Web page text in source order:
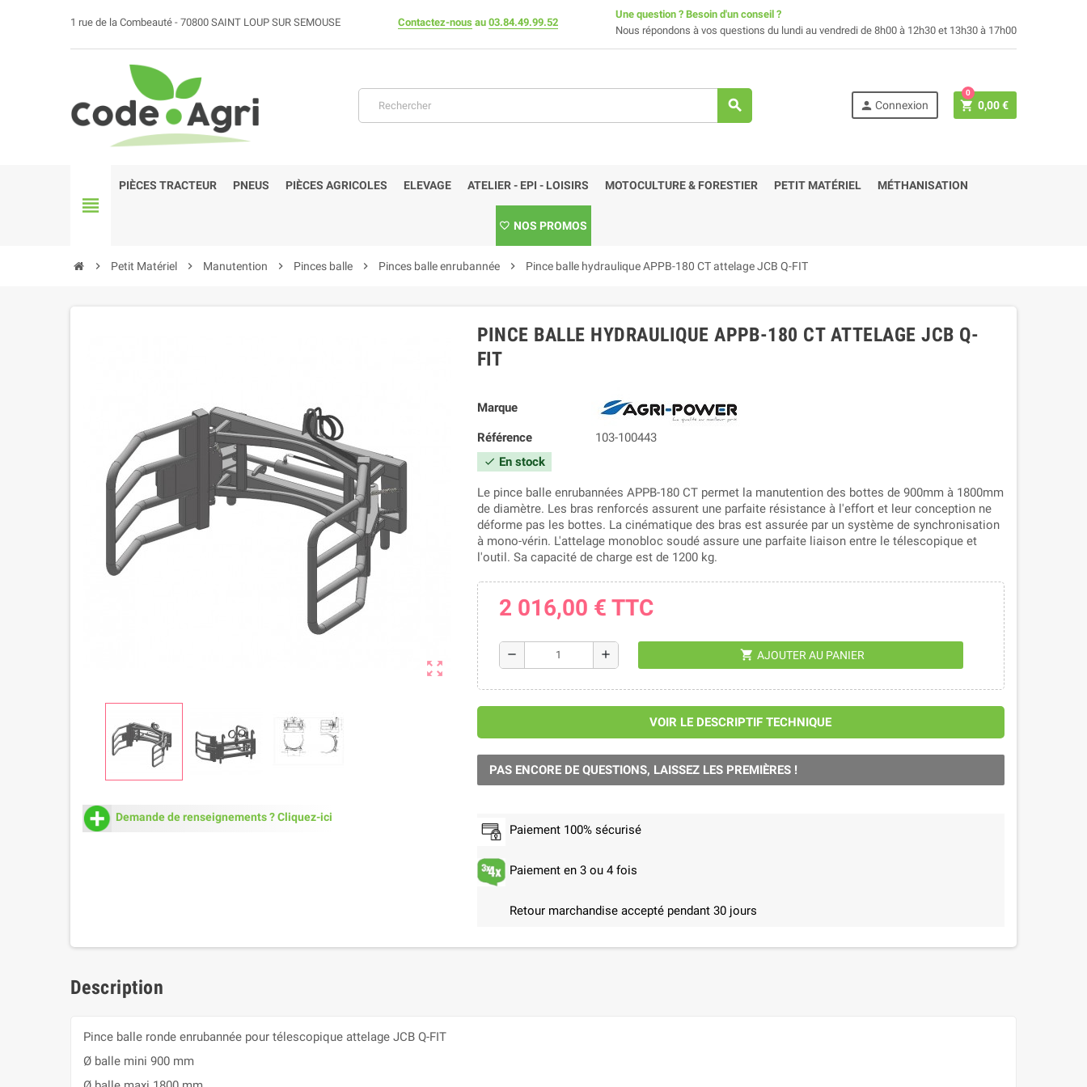
1 rue de la Combeauté - 70800 SAINT LOUP SUR SEMOUSE Contactez-nous au 03.84.49.99.52
Une question ? Besoin d'un conseil ?
Nous répondons à vos questions du lundi au vendredi de 8h00 à 12h30 et 13h30 à 17h00
search person Connexion shopping_cart 0,00 €
0
view_headline
PIÈCES TRACTEUR PNEUS PIÈCES AGRICOLES ELEVAGE ATELIER - EPI - LOISIRS MOTOCULTURE & FORESTIER PETIT MATÉRIEL MÉTHANISATION
NOS PROMOS
chevron_right Petit Matériel chevron_right Manutention chevron_right Pinces balle chevron_right Pinces balle enrubannée chevron_right Pince balle hydraulique APPB-180 CT attelage JCB Q-FIT
zoom_out_map
Demande de renseignements ? Cliquez-ici
PINCE BALLE HYDRAULIQUE APPB-180 CT ATTELAGE JCB Q-
FIT
Marque
Référence 103-100443
check En stock
Le pince balle enrubannées APPB-180 CT permet la manutention des bottes de 900mm à 1800mm
de diamètre. Les bras renforcés assurent une parfaite résistance à l'effort et leur conception ne
déforme pas les bottes. La cinématique des bras est assurée par un système de synchronisation
à mono-vérin. L'attelage monobloc soudé assure une parfaite liaison entre le télescopique et
l'outil. Sa capacité de charge est de 1200 kg.
2 016,00 € TTC
remove add shopping_cart AJOUTER AU PANIER
VOIR LE DESCRIPTIF TECHNIQUE
PAS ENCORE DE QUESTIONS, LAISSEZ LES PREMIÈRES !
Paiement 100% sécurisé
Paiement en 3 ou 4 fois
Retour marchandise accepté pendant 30 jours
Description
Pince balle ronde enrubannée pour télescopique attelage JCB Q-FIT
Ø balle mini 900 mm